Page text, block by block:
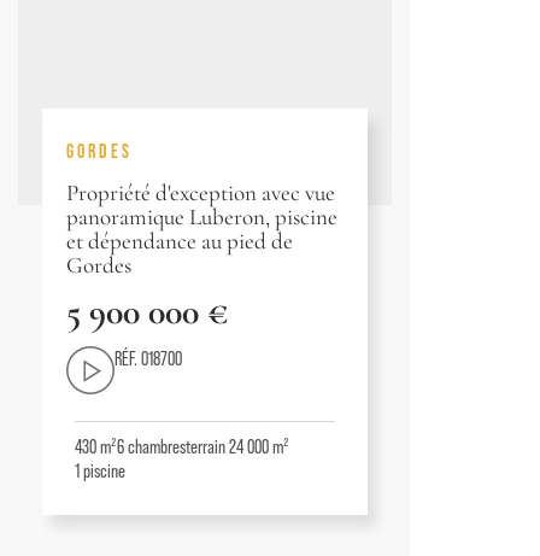
GORDES
Propriété d'exception avec vue
panoramique Luberon, piscine
et dépendance au pied de
Gordes
5 900 000 €
RÉF. 018700
430 m²6chambresterrain 24 000 m²
1piscine